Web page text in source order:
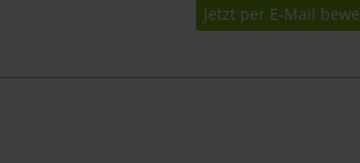
Jetzt per E-Mail